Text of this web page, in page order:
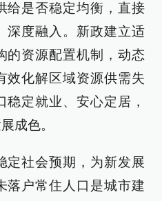
给是否稳定均衡，直接
深度融入。新政建立适
的资源配置机制，动态
效化解区域资源供需失
定就业、安心定居，
成色。
定社会预期，为新发展
落户常住人口是城市建